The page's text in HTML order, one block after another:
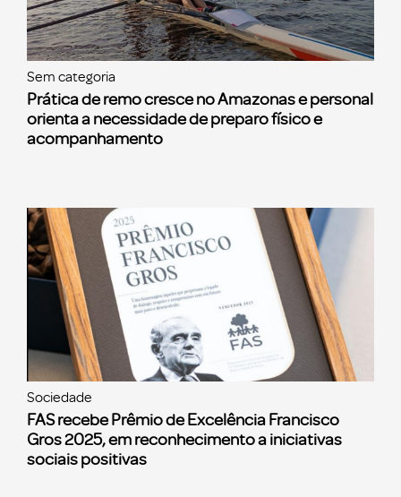
Sem categoria
Prática de remo cresce no Amazonas e personal
orienta a necessidade de preparo físico e
acompanhamento
Sociedade
FAS recebe Prêmio de Excelência Francisco
Gros 2025, em reconhecimento a iniciativas
sociais positivas